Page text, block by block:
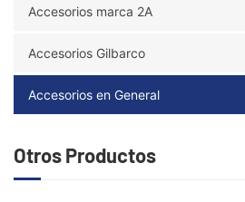
Accesorios marca 2A
Accesorios Gilbarco
Accesorios en General
Otros Productos